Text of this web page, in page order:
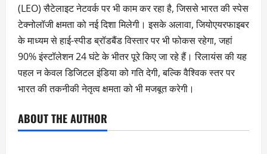
(LEO) सैटेलाइट नेटवर्क पर भी काम कर रहा है, जिससे भारत की स्पेस
टेक्नोलॉजी क्षमता को नई दिशा मिलेगी। इसके अलावा, जियोएयरफाइबर
के माध्यम से हाई-स्पीड ब्रॉडबैंड विस्तार पर भी फोकस रहेगा, जहां
90% इंस्टॉलेशन 24 घंटे के भीतर पूरे किए जा रहे हैं। रिलायंस की यह
पहल न केवल डिजिटल इंडिया को गति देगी, बल्कि वैश्विक स्तर पर
भारत की तकनीकी नेतृत्व क्षमता को भी मजबूत करेगी।
ABOUT THE AUTHOR